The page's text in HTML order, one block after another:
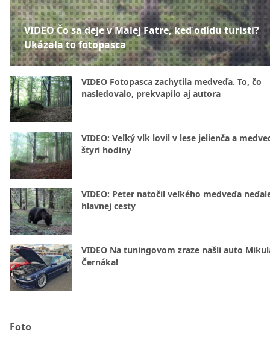
VIDEO Čo sa deje v Malej Fatre, keď odídu turisti?
Ukázala to fotopasca
VIDEO Fotopasca zachytila medveďa. To, čo
nasledovalo, prekvapilo aj autora
VIDEO: Veľký vlk lovil v lese jelienča a
štyri hodiny
VIDEO: Peter natočil veľkého medveďa
hlavnej cesty
VIDEO Na tuningovom zraze našli auto
Černáka!
Foto